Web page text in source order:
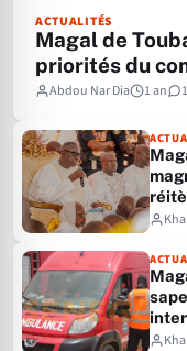
ACTUALITÉS
Magal de
priorités du
Abdou Nar Dia 1 an 1